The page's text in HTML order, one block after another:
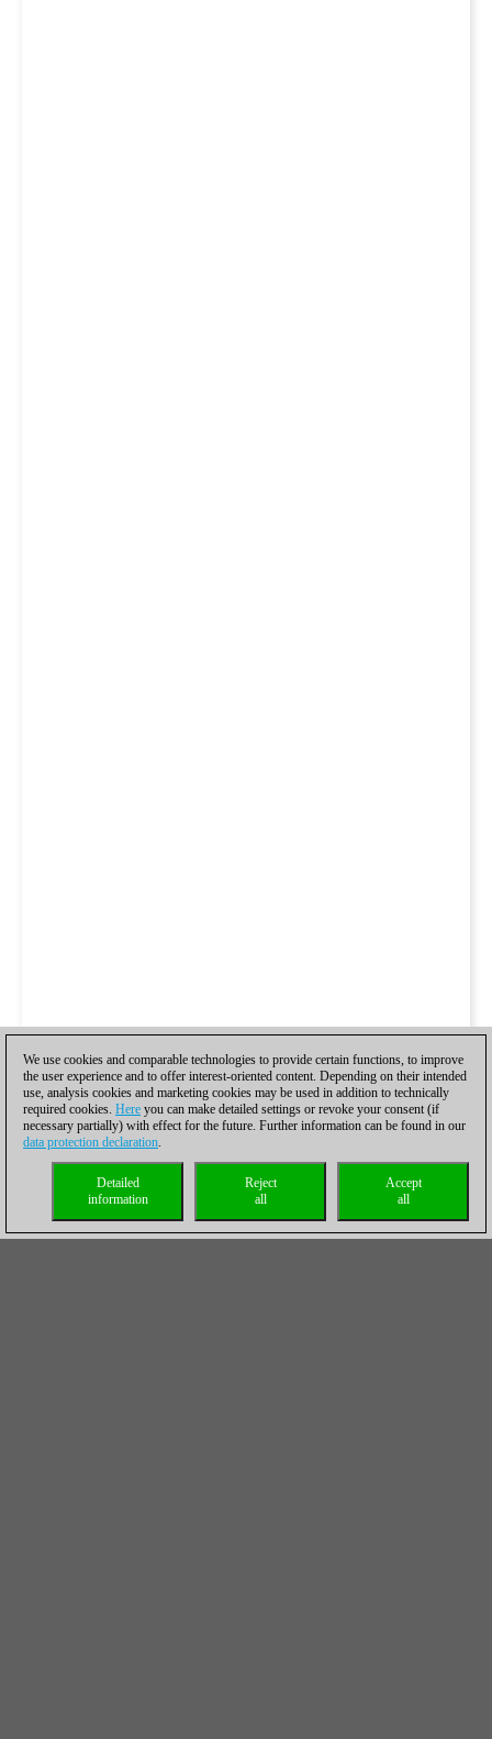
We use cookies and comparable technologies to provide certain functions, to improve
the user experience and to offer interest-oriented content. Depending on their intended
use, analysis cookies and marketing cookies may be used in addition to technically
required cookies. Here you can make detailed settings or revoke your consent (if
necessary partially) with effect for the future. Further information can be found in our
data protection declaration.
Accept
all
Reject
all
Detailed
information